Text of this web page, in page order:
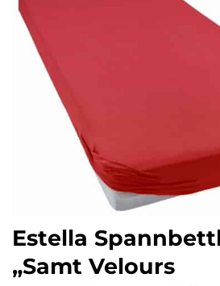
Estella
„Samt Velours